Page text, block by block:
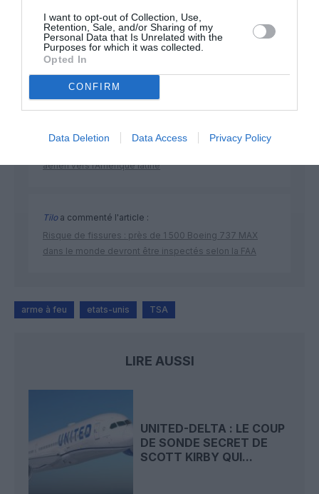
I want to opt-out of Collection, Use,
Retention, Sale, and/or Sharing of my
Personal Data that Is Unrelated with the
Purposes for which it was collected.
Opted In
CONFIRM
Data Deletion Data Access Privacy Policy
DERNIERS COMMENTAIRES
Albatros13
a commenté l'article :
aérien vers l’Amérique latine
Tiloa commenté l'article :
Risque de fissures : près de 1 500 Boeing 737 MAX
dans le monde devront être inspectés selon la FAA
arme à feu etats-unis TSA
LIRE AUSSI
UNITED-DELTA : LE COUP
DE SONDE SECRET DE
SCOTT KIRBY QUI...